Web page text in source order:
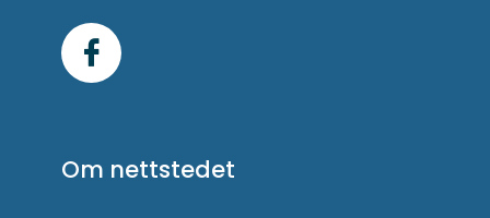
Facebook
Om nettstedet